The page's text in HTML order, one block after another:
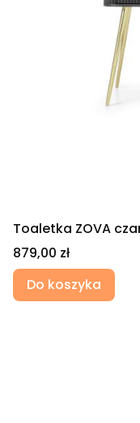
Toaletka ZOVA
Cena
879,00 zł
Do koszyka